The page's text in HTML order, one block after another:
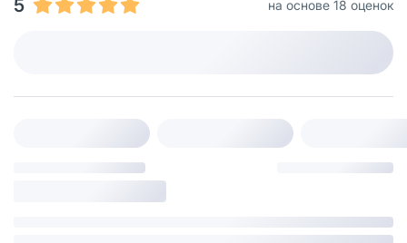
5
на основе 18 оценок